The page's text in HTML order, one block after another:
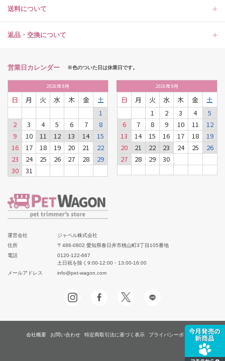
送料について
返品・交換について
営業日カレンダー ※色のついた日は休業日です。
2026年8月
日 月 火 水 木 金
土
1
2
3 4 5 6 7
8
9
10 11 12 13 14
15
16
17 18 19 20 21
22
23
24 25 26 27 28
29
30
31
2026年9月
日 月 火 水 木 金
土
1
2 3 4
5
6
7 8 9 10 11
12
13
14 15 16 17 18
19
20
21 22 23 24 25
26
27
28 29 30
運営会社
ジャペル株式会社
住所
〒486-0802 愛知県春日井市桃山町3丁目105番地
電話
0120-122-667
土日祝を除く9:00-12:00・13:00-16:00
メールアドレス
info@pet-wagon.com
会社概要 お問い合わせ 特定商取引法に基づく表示 プライバシーポリシー